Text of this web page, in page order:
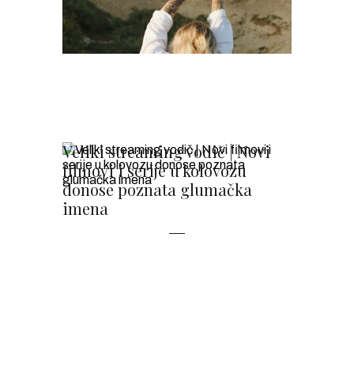
Veliki streaming vodič | Novi
filmovi i serije u kolovozu
donose poznata glumačka
imena